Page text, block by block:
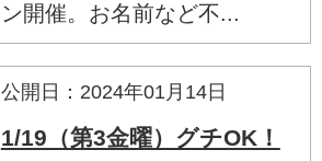
ン開催。お名前など不...
公開日：2024年01月14日
1/19（第3金曜）グチOK！